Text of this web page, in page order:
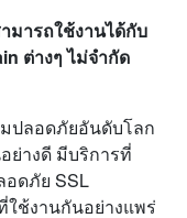
มารถใช้งานได้กับ
ต่างๆ ไม่จำกัด
ปลอดภัยอันดับโลก
ย่างดี มีบริการที่
ดภัย SSL
ใช้งานกันอย่างแพร่